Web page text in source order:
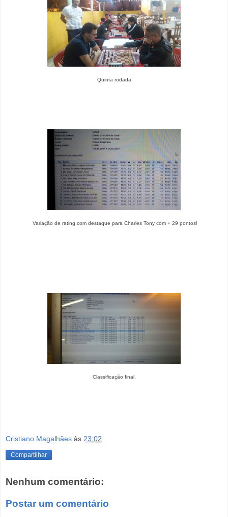
Quinta rodada.
Variação de rating com destaque para Charles Tony com + 29 pontos!
Classificação final.
Cristiano Magalhães às 23:02
Compartilhar
Nenhum comentário:
Postar um comentário